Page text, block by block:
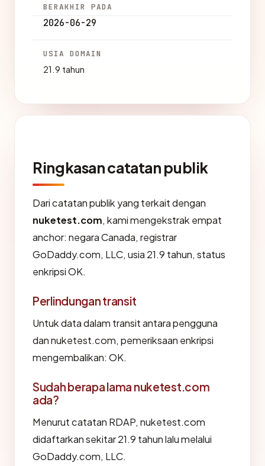
BERAKHIR PADA
2026-06-29
USIA DOMAIN
21.9 tahun
Ringkasan catatan publik
Dari catatan publik yang terkait dengan
nuketest.com, kami mengekstrak empat
anchor: negara Canada, registrar
GoDaddy.com, LLC, usia 21.9 tahun, status
enkripsi OK.
Perlindungan transit
Untuk data dalam transit antara pengguna
dan nuketest.com, pemeriksaan enkripsi
mengembalikan: OK.
Sudah berapa lama nuketest.com
ada?
Menurut catatan RDAP, nuketest.com
didaftarkan sekitar 21.9 tahun lalu melalui
GoDaddy.com, LLC.